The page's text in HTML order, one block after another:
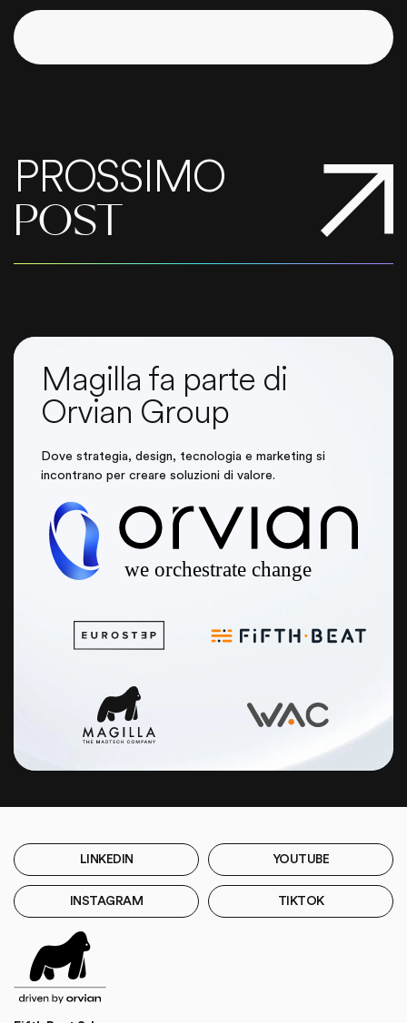
PROSSIMO
POST
Magilla fa parte di
Orvian Group
Dove strategia, design, tecnologia e marketing si
incontrano per creare soluzioni di valore.
LINKEDIN YOUTUBE
INSTAGRAM TIKTOK